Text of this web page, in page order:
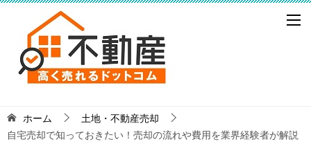
ホーム
土地・不動産売却
自宅売却で知っておきたい！売却の流れや費用を業界経験者が解説